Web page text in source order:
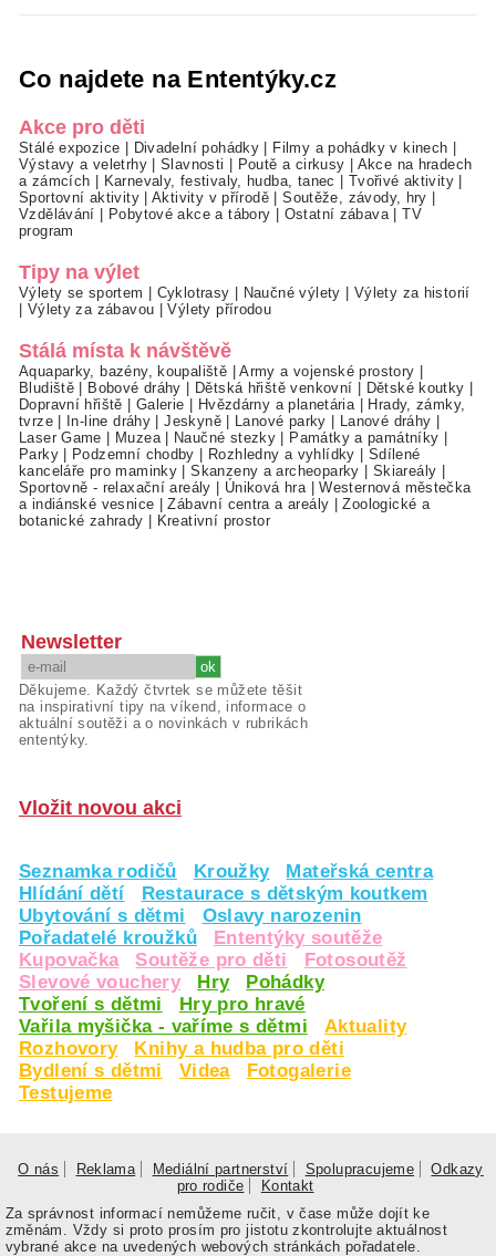
Co najdete na Ententýky.cz
Akce pro děti
Stálé expozice Divadelní pohádky Filmy a pohádky v kinech
Výstavy a veletrhy|Slavnosti Poutě a cirkusy
Akce na hradech
a zámcích
Karnevaly, festivaly, hudba, tanec Tvořivé aktivity
Sportovní aktivity|Aktivity v přírodě |Soutěže, závody, hry
Vzdělávání
Pobytové akce a tábory Ostatní zábava|TV
program
Tipy na výlet
Výlety se sportem Cyklotrasy Naučné výlety
Výlety za historií
Výlety za zábavou |Výlety přírodou
Stálá místa k návštěvě
Aquaparky, bazény, koupaliště |Army a vojenské prostory
Bludiště
Bobové dráhy Dětská hřiště venkovní Dětské koutky
Dopravní hřiště
Galerie Hvězdárny a planetária|
Hrady, zámky,
tvrze| In-line dráhy |Jeskyně| Lanové parky Lanové dráhy
Laser Game
Muzea| Naučné stezky Památky a památníky
Parky| Podzemní chodby Rozhledny a vyhlídky
Sdílené
kanceláře pro maminky |Skanzeny a archeoparky Skiareály
Sportovně - relaxační areály
Úniková hra|Westernová městečka
a indiánské vesnice |Zábavní centra a areály |Zoologické a
botanické zahrady
Kreativní prostor
Newsletter
Děkujeme. Každý čtvrtek se můžete těšit
na inspirativní tipy na víkend, informace o
aktuální soutěži a o novinkách v rubrikách
ententýky.
Vložit novou akci
Seznamka rodičů Kroužky
Mateřská centra
Hlídání dětí
Restaurace s dětským koutkem
Ubytování s dětmi
Oslavy narozenin
Pořadatelé kroužků
Ententýky soutěže
Kupovačka
Soutěže pro děti
Fotosoutěž
Slevové vouchery
Hry
Pohádky
Tvoření s dětmi
Hry pro hravé
Vařila myšička - vaříme s dětmi
Aktuality
Rozhovory
Knihy a hudba pro děti
Bydlení s dětmi
Videa
Fotogalerie
Testujeme
O nás Reklama Mediální partnerství Spolupracujeme
Odkazy
pro rodiče
Kontakt
Za správnost informací nemůžeme ručit, v čase může dojít ke
změnám. Vždy si proto prosím pro jistotu zkontrolujte aktuálnost
vybrané akce na uvedených webových stránkách pořadatele.